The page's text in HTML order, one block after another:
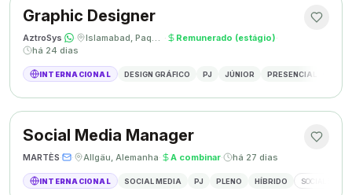
Graphic Designer
AztroSys· · Islamabad, Paquistão · Remunerado (estágio)·
há 24 dias
INTERNACIONAL DESIGN GRÁFICO PJ JÚNIOR PRESENCIAL
Social Media Manager
MARTÈS· · Allgäu, Alemanha· A combinar· há 27 dias
INTERNACIONAL SOCIAL MEDIA PJ PLENO HÍBRIDO SOCIAL MEDIA